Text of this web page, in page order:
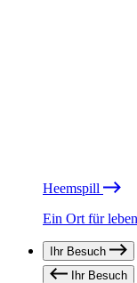
Heemspill
Ein Ort für
Ihr Besuch
Ihr Besuch